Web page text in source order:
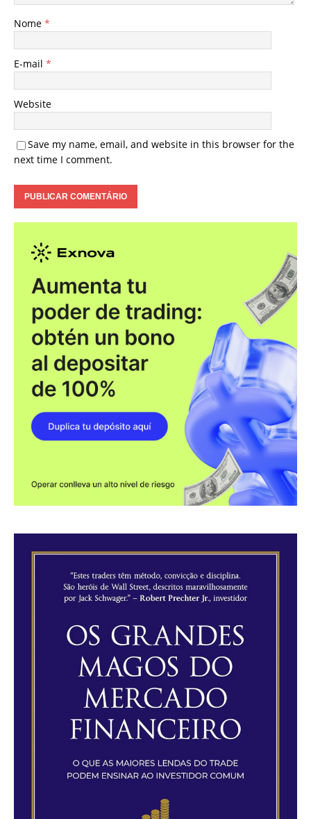
Nome *
E-mail *
Website
Save my name, email, and website in this browser for the
next time I comment.